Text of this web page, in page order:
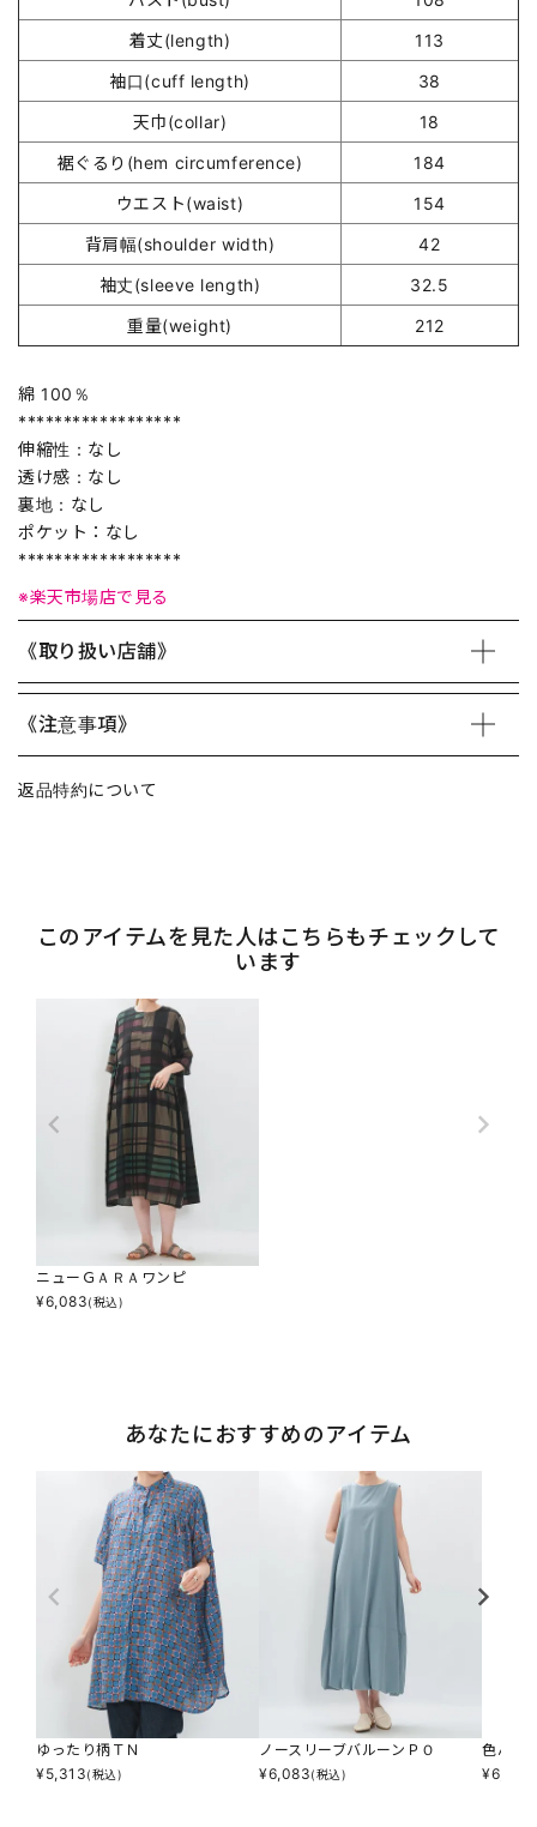
着丈(length)
113
袖口(cuff length)
38
天巾(collar)
18
裾ぐるり(hem circumference)
184
ウエスト(waist)
154
背肩幅(shoulder width)
42
袖丈(sleeve length)
32.5
重量(weight)
212
綿 100％
******************
伸縮性：なし
透け感：なし
裏地：なし
ポケット：なし
******************
※楽天市場店で見る
《取り扱い店舗》
《注意事項》
返品特約について
このアイテムを見た人はこちらもチェックして
います
ニューＧＡＲＡワンピ
¥6,083(税込)
あなたにおすすめのアイテム
ゆったり柄ＴＮ
¥5,313(税込)
ノースリーブバルーンＰＯ
¥6,083(税込)
色んな
¥6,853